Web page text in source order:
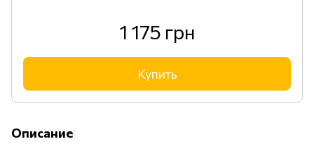
1 175 грн
Купить
Описание